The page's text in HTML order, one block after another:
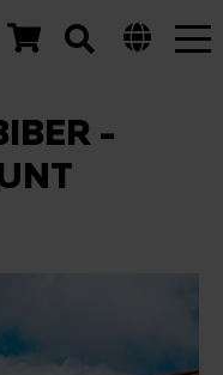
-